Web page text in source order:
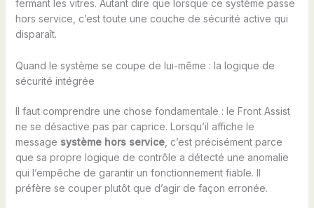
fermant les vitres. Autant dire que lorsque ce système passe
hors service, c’est toute une couche de sécurité active qui
disparaît.
Quand le système se coupe de lui-même : la logique de
sécurité intégrée
Il faut comprendre une chose fondamentale : le Front Assist
ne se désactive pas par caprice. Lorsqu’il affiche le
message système hors service, c’est précisément parce
que sa propre logique de contrôle a détecté une anomalie
qui l’empêche de garantir un fonctionnement fiable. Il
préfère se couper plutôt que d’agir de façon erronée.